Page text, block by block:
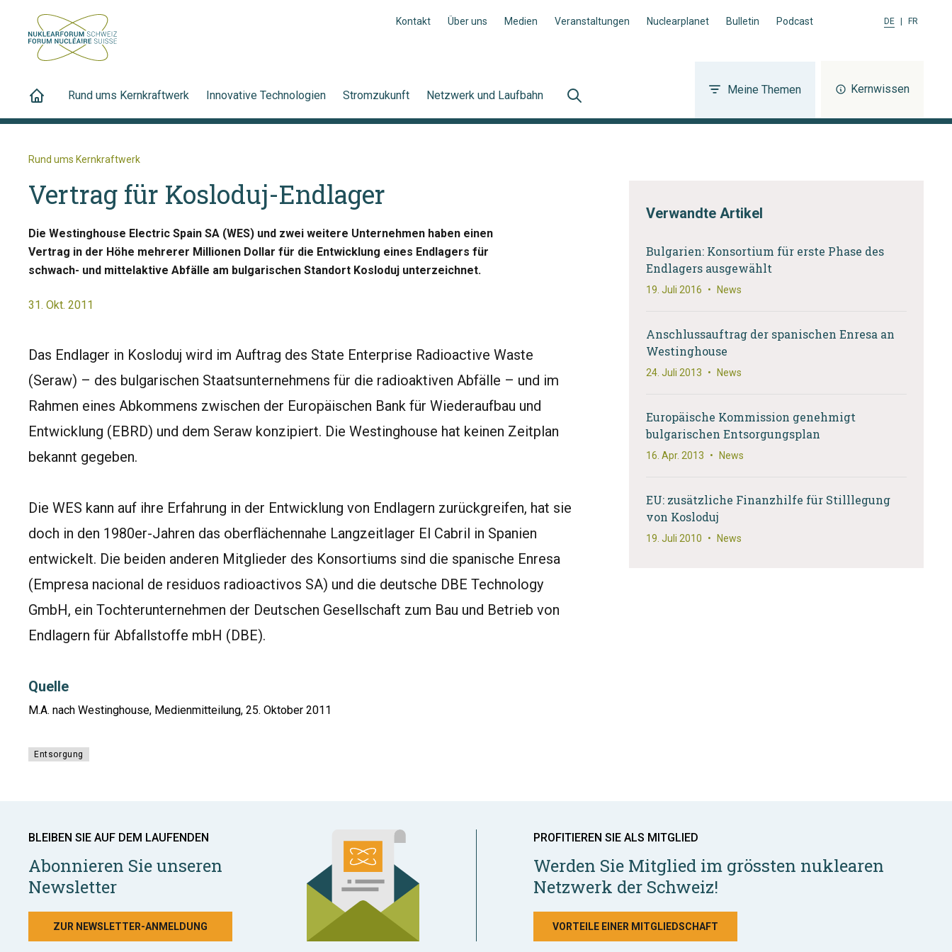
Kontakt Über uns Medien Veranstaltungen Nuclearplanet Bulletin Podcast DE FR
Rund ums Kernkraftwerk Innovative Technologien Stromzukunft Netzwerk und Laufbahn Meine Themen Kernwissen
Rund ums Kernkraftwerk
Vertrag für Kosloduj-Endlager
Die Westinghouse Electric Spain SA (WES) und zwei weitere Unternehmen haben einen
Vertrag in der Höhe mehrerer Millionen Dollar für die Entwicklung eines Endlagers für
schwach- und mittelaktive Abfälle am bulgarischen Standort Kosloduj unterzeichnet.
31. Okt. 2011
Das Endlager in Kosloduj wird im Auftrag des State Enterprise Radioactive Waste
(Seraw) – des bulgarischen Staatsunternehmens für die radioaktiven Abfälle – und im
Rahmen eines Abkommens zwischen der Europäischen Bank für Wiederaufbau und
Entwicklung (EBRD) und dem Seraw konzipiert. Die Westinghouse hat keinen Zeitplan
bekannt gegeben.
Die WES kann auf ihre Erfahrung in der Entwicklung von Endlagern zurückgreifen, hat sie
doch in den 1980er-Jahren das oberflächennahe Langzeitlager El Cabril in Spanien
entwickelt. Die beiden anderen Mitglieder des Konsortiums sind die spanische Enresa
(Empresa nacional de residuos radioactivos SA) und die deutsche DBE Technology
GmbH, ein Tochterunternehmen der Deutschen Gesellschaft zum Bau und Betrieb von
Endlagern für Abfallstoffe mbH (DBE).
Quelle
M.A. nach Westinghouse, Medienmitteilung, 25. Oktober 2011
Entsorgung
Verwandte Artikel
Bulgarien: Konsortium für erste Phase des
Endlagers ausgewählt
19. Juli 2016 • News
Anschlussauftrag der spanischen Enresa an
Westinghouse
24. Juli 2013 • News
Europäische Kommission genehmigt
bulgarischen Entsorgungsplan
16. Apr. 2013 • News
EU: zusätzliche Finanzhilfe für Stilllegung
von Kosloduj
19. Juli 2010 • News
BLEIBEN SIE AUF DEM LAUFENDEN
Abonnieren Sie unseren
Newsletter
ZUR NEWSLETTER-ANMELDUNG
PROFITIEREN SIE ALS MITGLIED
Werden Sie Mitglied im grössten nuklearen
Netzwerk der Schweiz!
VORTEILE EINER MITGLIEDSCHAFT